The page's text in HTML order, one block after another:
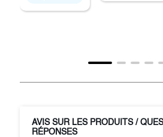
AVIS SUR LES PRODUITS /
RÉPONSES